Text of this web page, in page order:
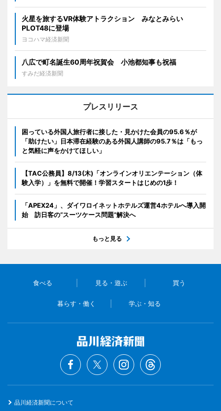
火星を旅するVR体験アトラクション みなとみらい
PLOT48に登場
ヨコハマ経済新聞
八広で町名誕生60周年祝賀会 小池都知事も祝福
すみだ経済新聞
プレスリリース
困っている外国人旅行者に接した・見かけた会員の95.6％が
「助けたい」日本滞在経験のある外国人講師の95.7％は「もっ
と気軽に声をかけてほしい」
【TAC公務員】8/13(木)「オンラインオリエンテーション（体
験入学）」を無料で開催！学習スタートはじめの1歩！
「APEX24」、ダイワロイネットホテルズ運営4ホテルへ導入開
始 訪日客の“スーツケース問題”解決へ
もっと見る
食べる 見る・遊ぶ 買う
暮らす・働く 学ぶ・知る
品川経済新聞について